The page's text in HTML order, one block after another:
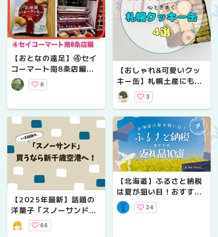
【おとなの遠足】④セイ
コーマート南8条店編｜
おやつは1000円まで
6
【おしゃれ&可愛いクッ
キー缶】札幌土産にも、
自分用にも♡大人が心と
きめく、札幌クッキー缶
4選
3
【2025年最新】話題の
洋菓子「スノーサンド」
を買うなら新千歳空港
へ！
66
【北海道】ふるさと納税
は夏が狙い目！おすすめ
返礼品10選
24